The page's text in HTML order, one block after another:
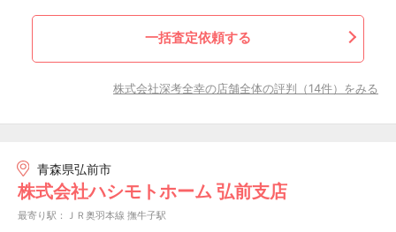
一括査定依頼する
株式会社深考全幸の店舗全体の評判（14件）をみる
青森県弘前市
株式会社ハシモトホーム 弘前支店
最寄り駅：ＪＲ奥羽本線 撫牛子駅